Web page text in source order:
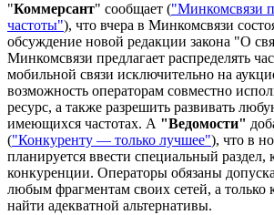
"Коммерсант" сообщает ("Минкомсвязи
частоты"), что вчера в Минкомсвязи
обсуждение новой редакции закона "О
Минкомсвязи предлагает распределять
мобильной связи исключительно на
возможность операторам совместно
ресурс, а также разрешить развивать
имеющихся частотах. А "Ведомости"
("Конкуренту — только лучшее"), что в
планируется ввести специальный
конкуренции. Операторы обязаны
любым фрагментам своих сетей, а только
найти адекватной альтернативы.